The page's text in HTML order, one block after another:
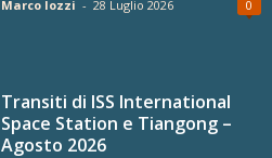
Marco Iozzi - 28 Luglio 2026 0
Transiti di ISS International
Space Station e Tiangong –
Agosto 2026